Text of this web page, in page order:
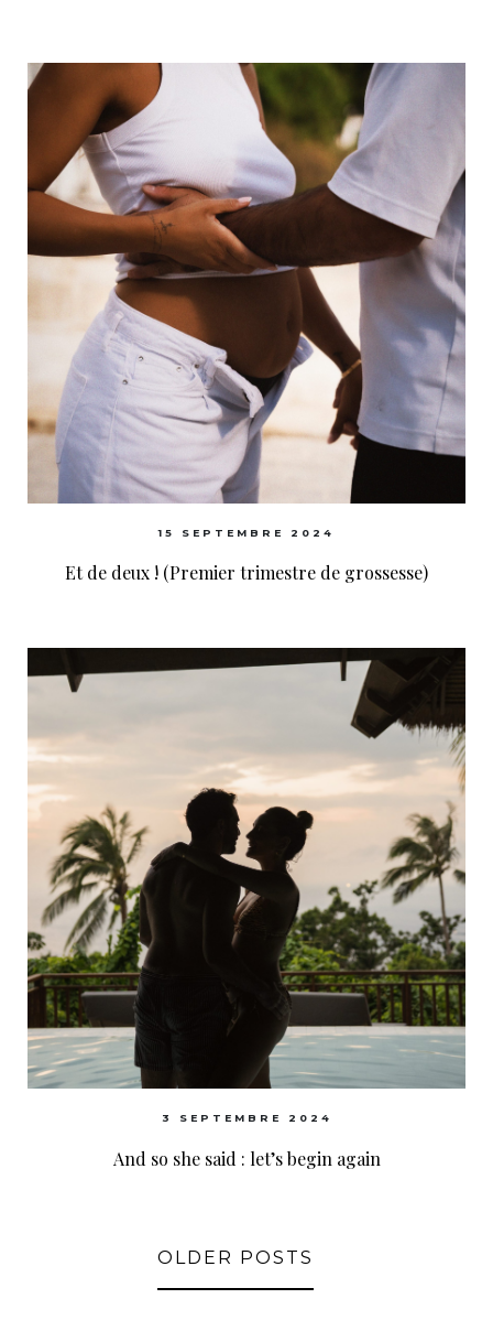
15 SEPTEMBRE 2024
Et de deux ! (Premier trimestre de grossesse)
3 SEPTEMBRE 2024
And so she said : let’s begin again
OLDER POSTS